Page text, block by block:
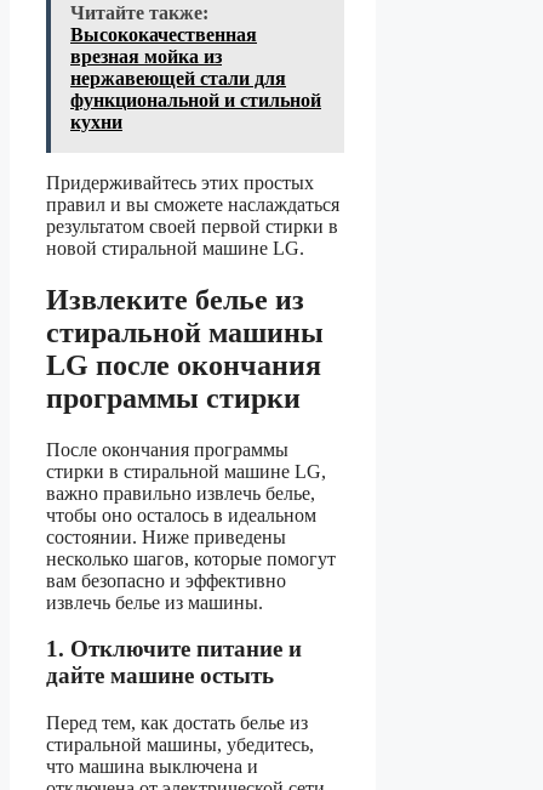
Читайте также:
Высококачественная
врезная мойка из
нержавеющей стали для
функциональной и стильной
кухни
Придерживайтесь этих простых
правил и вы сможете наслаждаться
результатом своей первой стирки в
новой стиральной машине LG.
Извлеките белье из
стиральной машины
LG после окончания
программы стирки
После окончания программы
стирки в стиральной машине LG,
важно правильно извлечь белье,
чтобы оно осталось в идеальном
состоянии. Ниже приведены
несколько шагов, которые помогут
вам безопасно и эффективно
извлечь белье из машины.
1. Отключите питание и
дайте машине остыть
Перед тем, как достать белье из
стиральной машины, убедитесь,
что машина выключена и